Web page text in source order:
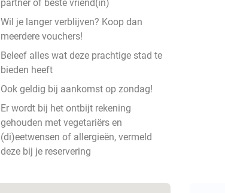
partner of beste vriend(in)
Wil je langer verblijven? Koop dan
meerdere vouchers!
Beleef alles wat deze prachtige stad te
bieden heeft
Ook geldig bij aankomst op zondag!
Er wordt bij het ontbijt rekening
gehouden met vegetariërs en
(di)eetwensen of allergieën, vermeld
deze bij je reservering